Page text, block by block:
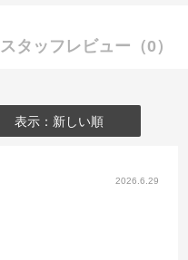
スタッフレビュー （0）
表示：新しい順
2026.6.29